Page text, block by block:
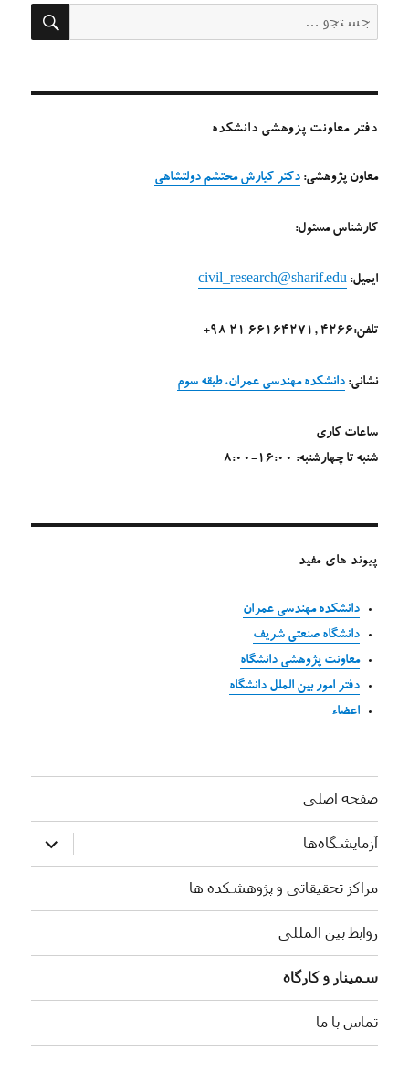
برای:
دفتر معاونت پزوهشی دانشکده
معاون پژوهشی:دکتر کیارش محتشم دولتشاهی
کارشناس مسئول:
ایمیل:civil_research@sharif.edu
تلفن:4266 ,66164271 21 98+
نشانی:دانشکده مهندسی عمران، طبقه سوم
ساعات کاری
شنبه تا چهارشنبه: 16:00-8:00
پیوند های مفید
دانشکده مهندسی عمران
دانشگاه صنعتی شریف
معاونت پژوهشی دانشگاه
دفتر امور بین الملل دانشگاه
اعضاء
صفحه اصلی
آزمایشگاه‌ها
بازکردن
زیرفهرست
مراکز تحقیقاتی و پژوهشکده ها
روابط بین المللی
سمینار و کارگاه
تماس با ما